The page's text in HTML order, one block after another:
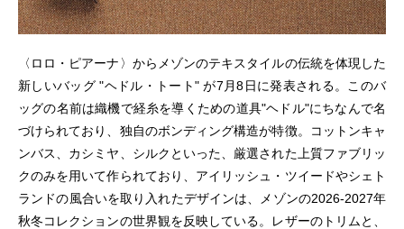
〈ロロ・ピアーナ〉からメゾンのテキスタイルの伝統を体現した
新しいバッグ "ヘドル・トート" が7月8日に発表される。このバ
ッグの名前は織機で経糸を導くための道具"ヘドル"にちなんで名
づけられており、独自のボンディング構造が特徴。コットンキャ
ンバス、カシミヤ、シルクといった、厳選された上質ファブリッ
クのみを用いて作られており、アイリッシュ・ツイードやシェト
ランドの風合いを取り入れたデザインは、メゾンの2026-2027年
秋冬コレクションの世界観を反映している。レザーのトリムと、